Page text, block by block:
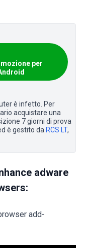
per
è infetto. Per
acquistare una
7 giorni di prova
è gestito da RCS LT,
adware
add-